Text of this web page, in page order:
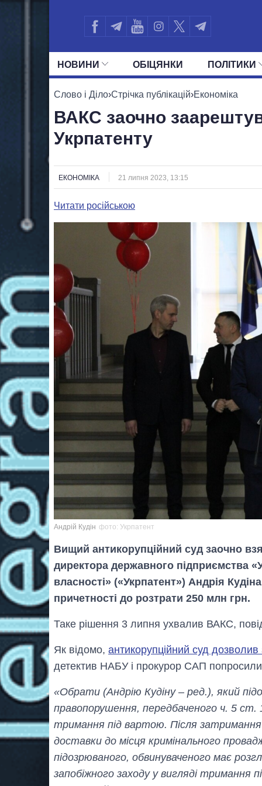
НОВИНИ ОБIЦЯНКИ ПОЛIТИКИ
УСІ ПОЛІТИКИ ПРЕЗИДЕНТ І
Слово і Діло›Стрічка публікацій›Економіка
ВАКС заочно
Укрпатенту
ЕКОНОМІКА 21 липня 2023, 13:15
Читати російською
Андрій Кудін фото: Укрпатент
Вищий антикорупційний суд заочно
директора державного підприємства
власності» («Укрпатент») Андрія
причетності до розтрати 250 млн грн.
Таке рішення 3 липня ухвалив ВАКС,
Як відомо, антикорупційний суд дозволив
детектив НАБУ і прокурор САП
«Обрати (Андрію Кудіну – ред.), який
правопорушення, передбаченого ч. 5 ст.
тримання під вартою. Після затримання
доставки до місця кримінального
підозрюваного, обвинуваченого має
запобіжного заходу у вигляді тримання